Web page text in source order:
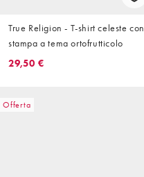
True Religion - T-shirt celeste con
stampa a tema ortofrutticolo
29,50 €
Offerta